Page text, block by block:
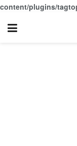
content/plugins/